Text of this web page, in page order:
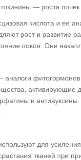
— роста почек
кислота и ее
рост и развитие
покоя. Они
активирующие
и
для
тканей при